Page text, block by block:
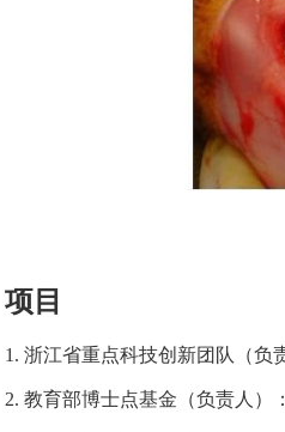
项目
1. 浙江省重点科技创新团队（负
2. 教育部博士点基金（负责人）